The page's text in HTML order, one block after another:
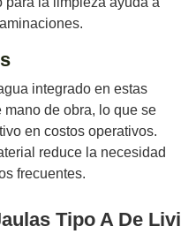
integrado en estas
de obra, lo que se
en costos operativos.
reduce la necesidad
frecuentes.
Tipo A De Livi